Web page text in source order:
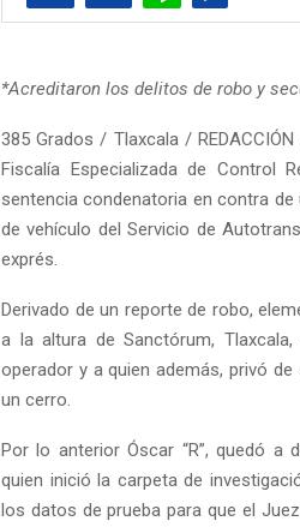
*Acreditaron los delitos de robo y
385 Grados / Tlaxcala /
Fiscalía Especializada de Control
sentencia condenatoria en contra
de vehículo del Servicio de
exprés.
Derivado de un reporte de robo,
a la altura de Sanctórum,
operador y a quien además, privó
un cerro.
Por lo anterior Óscar “R”, quedó a
quien inició la carpeta de
los datos de prueba para que el